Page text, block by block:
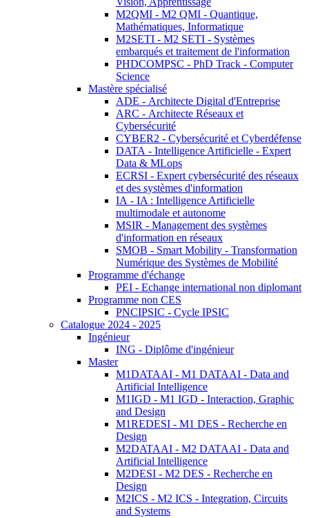
M2QMI - M2 QMI - Quantique,
Mathématiques, Informatique
M2SETI - M2 SETI - Systèmes
embarqués et traitement de l'information
PHDCOMPSC - PhD Track - Computer
Science
Mastère spécialisé
ADE - Architecte Digital d'Entreprise
ARC - Architecte Réseaux et
Cybersécurité
CYBER2 - Cybersécurité et Cyberdéfense
DATA - Intelligence Artificielle - Expert
Data & MLops
ECRSI - Expert cybersécurité des réseaux
et des systèmes d'information
IA - IA : Intelligence Artificielle
multimodale et autonome
MSIR - Management des systèmes
d'information en réseaux
SMOB - Smart Mobility - Transformation
Numérique des Systèmes de Mobilité
Programme d'échange
PEI - Echange international non diplomant
Programme non CES
PNCIPSIC - Cycle IPSIC
Catalogue 2024 - 2025
Ingénieur
ING - Diplôme d'ingénieur
Master
M1DATAAI - M1 DATAAI - Data and
Artificial Intelligence
M1IGD - M1 IGD - Interaction, Graphic
and Design
M1REDESI - M1 DES - Recherche en
Design
M2DATAAI - M2 DATAAI - Data and
Artificial Intelligence
M2DESI - M2 DES - Recherche en
Design
M2ICS - M2 ICS - Integration, Circuits
and Systems